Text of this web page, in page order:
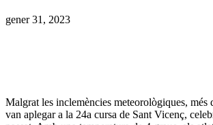
gener 31, 2023
Malgrat les inclemències meteorològiques, més
van aplegar a la 24a cursa de Sant Vicenç,